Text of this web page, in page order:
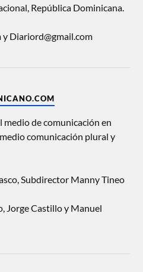
República Dominicana.
Diariord@gmail.com
de comunicación en
comunicación plural y
Subdirector Manny Tineo
Jorge Castillo y Manuel